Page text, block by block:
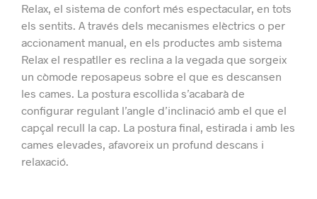
Relax, el sistema de confort més espectacular, en tots
els sentits. A través dels mecanismes elèctrics o per
accionament manual, en els productes amb sistema
Relax el respatller es reclina a la vegada que sorgeix
un còmode reposapeus sobre el que es descansen
les cames. La postura escollida s’acabarà de
configurar regulant l’angle d’inclinació amb el que el
capçal recull la cap. La postura final, estirada i amb les
cames elevades, afavoreix un profund descans i
relaxació.